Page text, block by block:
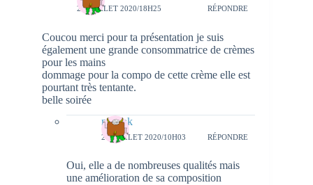
25 JUILLET 2020/18H25 RÉPONDRE
Coucou merci pour ta présentation je suis
également une grande consommatrice de crèmes
pour les mains
dommage pour la compo de cette crème elle est
pourtant très tentante.
belle soirée
natieak
27 JUILLET 2020/10H03 RÉPONDRE
Oui, elle a de nombreuses qualités mais
une amélioration de sa composition